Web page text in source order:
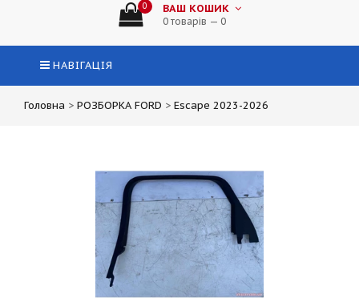
0 ВАШ КОШИК
0 товарів — 0
НАВІГАЦІЯ
Головна > РОЗБОРКА FORD > Escape 2023-2026